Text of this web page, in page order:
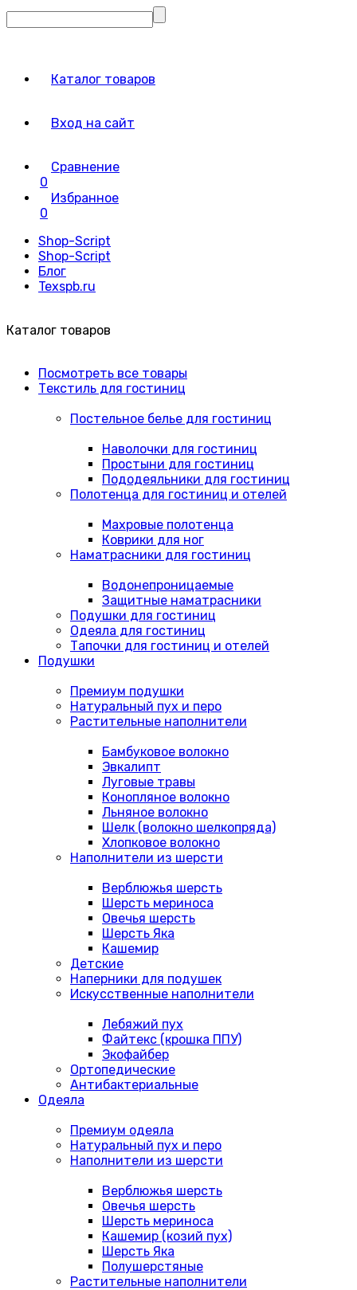
Каталог товаров
Вход на сайт
Сравнение
0
Избранное
0
Shop-Script
Shop-Script
Блог
Texspb.ru
Каталог товаров
Посмотреть все товары
Текстиль для гостиниц
Постельное белье для гостиниц
Наволочки для гостиниц
Простыни для гостиниц
Пододеяльники для гостиниц
Полотенца для гостиниц и отелей
Махровые полотенца
Коврики для ног
Наматрасники для гостиниц
Водонепроницаемые
Защитные наматрасники
Подушки для гостиниц
Одеяла для гостиниц
Тапочки для гостиниц и отелей
Подушки
Премиум подушки
Натуральный пух и перо
Растительные наполнители
Бамбуковое волокно
Эвкалипт
Луговые травы
Конопляное волокно
Льняное волокно
Шелк (волокно шелкопряда)
Хлопковое волокно
Наполнители из шерсти
Верблюжья шерсть
Шерсть мериноса
Овечья шерсть
Шерсть Яка
Кашемир
Детские
Наперники для подушек
Искусственные наполнители
Лебяжий пух
Файтекс (крошка ППУ)
Экофайбер
Ортопедические
Антибактериальные
Одеяла
Премиум одеяла
Натуральный пух и перо
Наполнители из шерсти
Верблюжья шерсть
Овечья шерсть
Шерсть мериноса
Кашемир (козий пух)
Шерсть Яка
Полушерстяные
Растительные наполнители